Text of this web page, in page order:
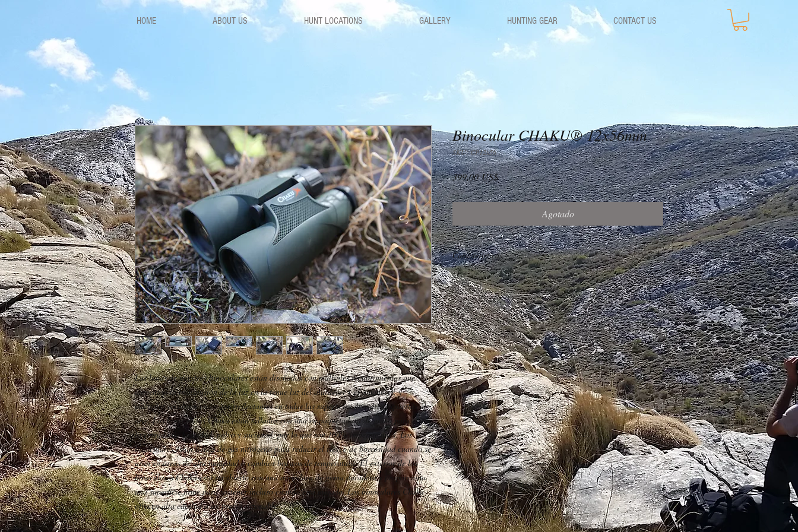
HOME ABOUT US HUNT LOCATIONS GALLERY HUNTING GEAR CONTACT US
Las lunas de nuestros binoculares están diseñadas con múltiples recubrimientos que
aumentan la transmisión de la luz en la tenue luz del atardecer y el amanecer, y
múltiples recubrimientos antirreflectantes en todas las superficies de vidrio expuestas al
aire. Los binoculares Chaku están sellados con una empaquetadura de goma para evitar
la entrada de humedad, polvo y suciedad, por lo que son 100% impermeables. Los
binoculares están llenos de gas nitrógeno para reducir el riesgo de borrosidad cuando se
usan en áreas de alta humedad o cambios bruscos de temperatura. El exterior de los
binoculares Chaku está recubierto con una armadura de goma duradera y proporciona
una superficie firme para sostener incluso cuando está mojado. Los binoculares Chaku
ofrecen alta calidad a un precio razonable.
Binocular CHAKU® 12x56mm
SKU: CP12x56
399,00 US$Precio
Agotado
Caracteristicas
Aumentar diámetro: 12x56mm
Campo de visión (1000 m): 96 m
Ángulo de campo: 5.5º
Salida de la pupila: 4.7 mm
Sistema de enfoque: regulador de enfoque de doble núcleo
Material de vidrio prismático: BAK4
Vidrio con múltiples recubrimientos dieléctricos para alta
transmisión de luz.
múltiples recubrimientos antirreflectantes
Sellado con junta tórica
llenado de gas nitrógeno
100% resistente al agua y a prueba de niebla
Armadura exterior de goma resistente
Disponible en negro mate y verde oliva mate.
Amplio campo de visión
Blinders pivote cónico y bloqueo